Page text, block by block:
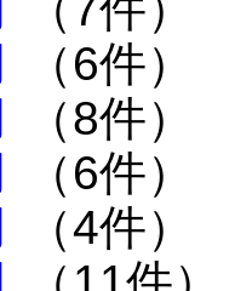
（6件）
（8件）
（6件）
（4件）